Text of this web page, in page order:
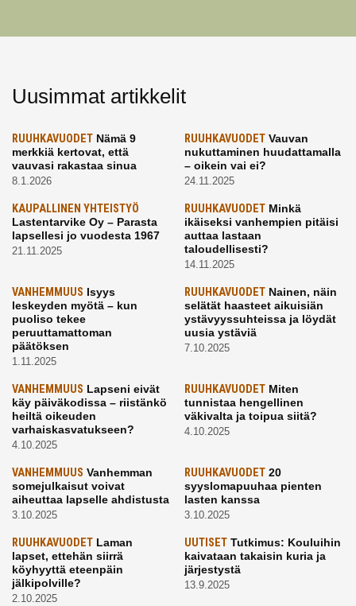
Uusimmat artikkelit
RUUHKAVUODET Nämä 9
merkkiä kertovat, että
vauvasi rakastaa sinua
8.1.2026
RUUHKAVUODETVauvan
nukuttaminen huudattamalla
– oikein vai ei?
24.11.2025
KAUPALLINEN YHTEISTYÖ
Lastentarvike Oy – Parasta
lapsellesi jo vuodesta 1967
21.11.2025
RUUHKAVUODETMinkä
ikäiseksi vanhempien pitäisi
auttaa lastaan
taloudellisesti?
14.11.2025
VANHEMMUUS Isyys
leskeyden myötä – kun
puoliso tekee
peruuttamattoman
päätöksen
1.11.2025
RUUHKAVUODETNainen, näin
selätät haasteet aikuisiän
ystävyyssuhteissa ja löydät
uusia ystäviä
7.10.2025
VANHEMMUUS Lapseni eivät
käy päiväkodissa – riistänkö
heiltä oikeuden
varhaiskasvatukseen?
4.10.2025
RUUHKAVUODETMiten
tunnistaa hengellinen
väkivalta ja toipua siitä?
4.10.2025
VANHEMMUUS Vanhemman
somejulkaisut voivat
aiheuttaa lapselle ahdistusta
3.10.2025
RUUHKAVUODET20
syyslomapuuhaa pienten
lasten kanssa
3.10.2025
RUUHKAVUODET Laman
lapset, ettehän siirrä
köyhyyttä eteenpäin
jälkipolville?
2.10.2025
UUTISETTutkimus: Kouluihin
kaivataan takaisin kuria ja
järjestystä
13.9.2025